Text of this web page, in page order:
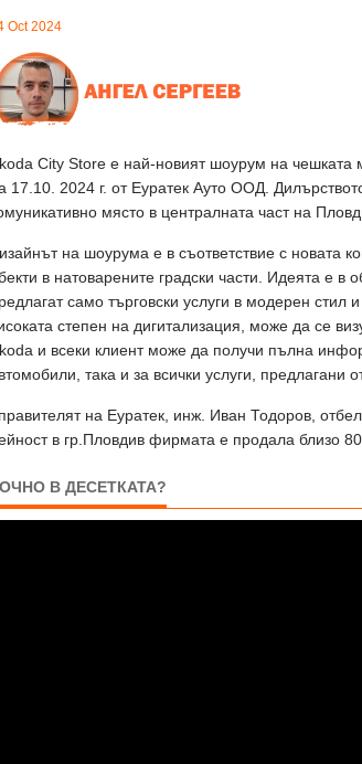
Oct 2024
City Store e най-новият шоурум на чешката
17.10. 2024 г. от Еуратек Ауто ООД.
място в централната част на
на шоурума е в съответствие с новата
в натоварените градски части. Идеята е в
само търговски услуги в модерен стил
степен на дигитализация, може да се
и всеки клиент може да получи пълна
така и за всички услуги, предлагани
на Еуратек, инж. Иван Тодоров,
в гр.Пловдив фирмата е продала близо
В ДЕСЕТКАТА?